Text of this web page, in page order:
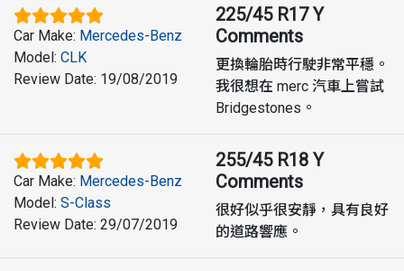
Car Make: Mercedes-Benz
Model: CLK
Review Date: 19/08/2019
225/45 R17 Y
Comments
更換輪胎時行駛非常平穩。
我很想在 merc 汽車上嘗試
Bridgestones。
Car Make: Mercedes-Benz
Model: S-Class
Review Date: 29/07/2019
255/45 R18 Y
Comments
很好似乎很安靜，具有良好
的道路響應。